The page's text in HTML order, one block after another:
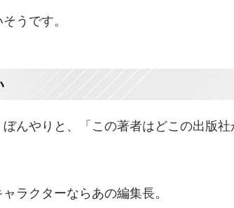
うです。
んやりと、「この著者はどこの出版社
ラクターならあの編集長。